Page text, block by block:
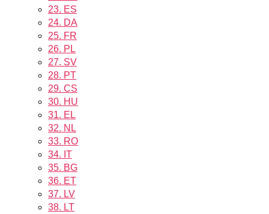
23. ES
24. DA
25. FR
26. PL
27. SV
28. PT
29. CS
30. HU
31. EL
32. NL
33. RO
34. IT
35. BG
36. ET
37. LV
38. LT